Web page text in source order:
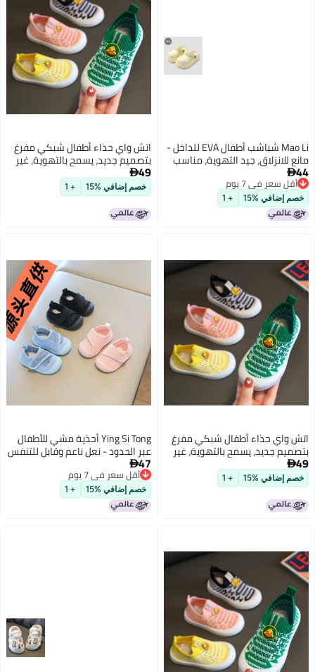
Mao Li شباشب أطفال EVA للداخل -
للانزلاق، جيد التهوية، مناسب
الفصول 
أقل سعر في 7 يوم
أقل سعر في 7 يوم
إضافي %15 + 1
اتش واي حذاء أطفال شبكي مفرغ
بتصميم جديد، يسمح بالتهوية، غير
قابل للانزلاق، بنعل ناعم - حذاء
كاجوال سهل الارتداء

خصم إضافي %15 + 1
واي حذاء أطفال شبكي مفرغ
جديد، يسمح بالتهوية، غير
للانزلاق، بنعل ناعم - حذاء
سهل الارتداء

إضافي %15 + 1
Ying Si Tong أحذية مشي للأطفال
عبر الحدود - نعل ناعم وقابل للتنفس
ومضاد للانزلاق للاستخدام داخل
المنزل وخارجه

أقل سعر في 7 يوم
أقل سعر في 7 يوم
خصم إضافي %15 + 1